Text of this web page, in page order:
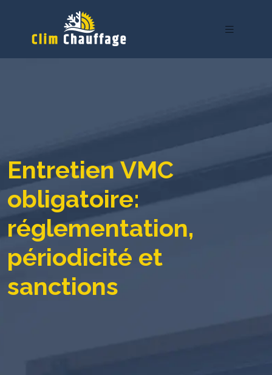
Entretien VMC
obligatoire:
réglementation,
périodicité et
sanctions